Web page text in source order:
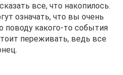
все, что накопилось.
означать, что вы очень
поводу какого-то события
переживать, ведь все